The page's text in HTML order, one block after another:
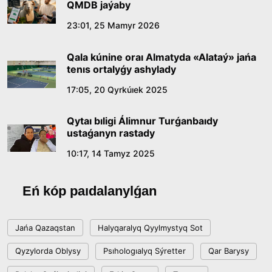
Qazaq tilindegi «qut» konseptisiniń
09:21, 21 Shilde 2026
Abaıdyń adam tárbıesi týraly kózqarastarynyń
18:59, 20 Shilde 2026
álde básekelesi me?
Ulttyq arhıvtiń ashylǵanyna 20 jyl: negizgi
jetistikteri men damý baǵyty
QMDB jaýaby
23:01, 25 Mamyr 2026
Qala kúnine oraı Almatyda «Alataý» jańa
tenıs ortalyǵy ashylady
17:05, 20 Qyrkúıek 2025
Qytaı bıligi Álimnur Turǵanbaıdy
ustaǵanyn rastady
10:17, 14 Tamyz 2025
Eń kóp paıdalanylǵan
Jańa Qazaqstan Halyqaralyq Qyylmystyq Sot
Qyzylorda Oblysy Psıhologıalyq Sýretter Qar Barysy